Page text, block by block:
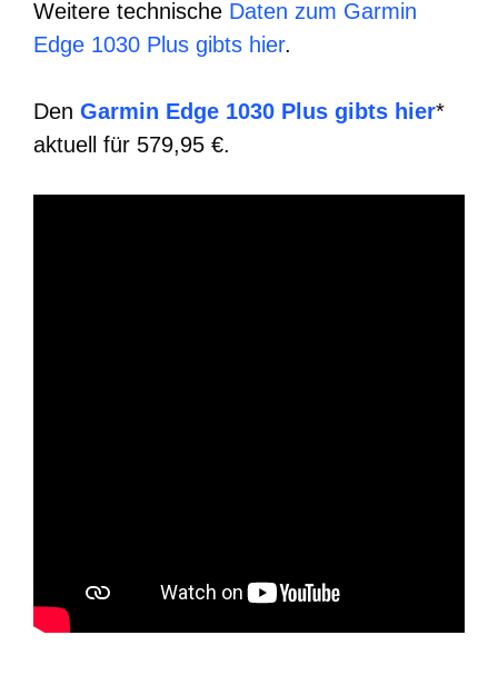
Weitere technische Daten zum Garmin
Edge 1030 Plus gibts hier.
Den Garmin Edge 1030 Plus gibts hier*
aktuell für 579,95 €.